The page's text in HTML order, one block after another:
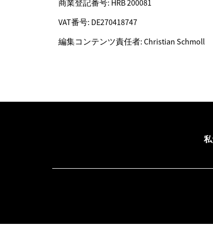
商業登記番号: HRB 200081
VAT番号: DE270418747
編集コンテンツ責任者: Christian Schmoll